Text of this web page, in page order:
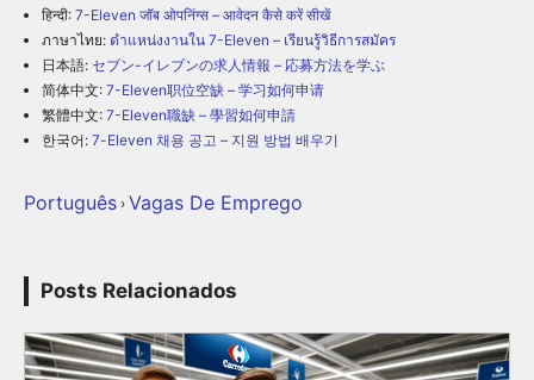
हिन्दी: 7-Eleven जॉब ओपनिंग्स – आवेदन कैसे करें सीखें
ภาษาไทย: ตำแหน่งงานใน 7-Eleven – เรียนรู้วิธีการสมัคร
日本語: セブン-イレブンの求人情報 – 応募方法を学ぶ
简体中文: 7-Eleven职位空缺 – 学习如何申请
繁體中文: 7-Eleven職缺 – 學習如何申請
한국어: 7-Eleven 채용 공고 – 지원 방법 배우기
Português › Vagas De Emprego
Posts Relacionados